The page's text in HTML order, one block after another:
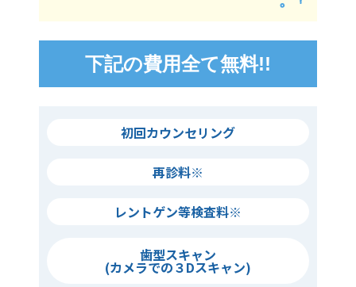
下記の費用全て無料!!
初回カウンセリング
再診料※
レントゲン等検査料※
歯型スキャン
(カメラでの３Dスキャン)